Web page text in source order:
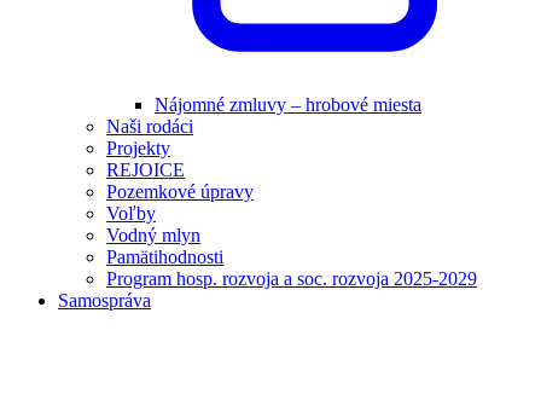
Nájomné zmluvy – hrobové miesta
Naši rodáci
Projekty
REJOICE
Pozemkové úpravy
Voľby
Vodný mlyn
Pamätihodnosti
Program hosp. rozvoja a soc. rozvoja 2025-2029
Samospráva